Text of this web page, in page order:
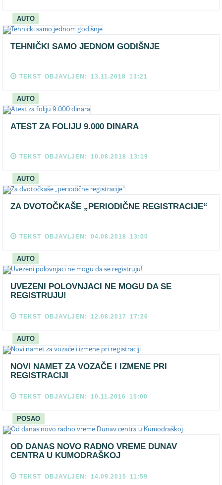
AUTO
TEHNIČKI SAMO JEDNOM GODIŠNJE
TEKST OBJAVLJEN: 13.11.2018 13:21
AUTO
ATEST ZA FOLIJU 9.000 DINARA
TEKST OBJAVLJEN: 10.08.2018 13:19
AUTO
ZA DVOTOČKAŠE „PERIODIČNE REGISTRACIJE“
TEKST OBJAVLJEN: 04.08.2018 13:00
AUTO
UVEZENI POLOVNJACI NE MOGU DA SE
REGISTRUJU!
TEKST OBJAVLJEN: 12.08.2017 17:26
AUTO
NOVI NAMET ZA VOZAČE I IZMENE PRI
REGISTRACIJI
TEKST OBJAVLJEN: 10.11.2016 15:00
POSAO
OD DANAS NOVO RADNO VREME DUNAV
CENTRA U KUMODRAŠKOJ
TEKST OBJAVLJEN: 14.09.2015 11:59